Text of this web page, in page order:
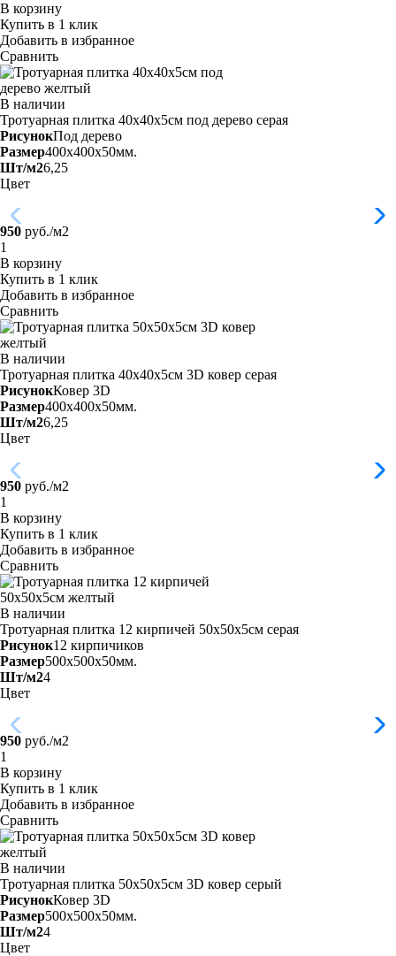
В корзину
Купить в 1 клик
Добавить в избранное
Сравнить
В наличии
Тротуарная плитка 40х40х5см под дерево серая
РисунокПод дерево
Размер400x400x50мм.
Шт/м26,25
Цвет
950 руб./м2
В корзину
Купить в 1 клик
Добавить в избранное
Сравнить
В наличии
Тротуарная плитка 40х40х5см 3D ковер серая
РисунокКовер 3D
Размер400x400x50мм.
Шт/м26,25
Цвет
950 руб./м2
В корзину
Купить в 1 клик
Добавить в избранное
Сравнить
В наличии
Тротуарная плитка 12 кирпичей 50х50х5см серая
Рисунок12 кирпичиков
Размер500x500x50мм.
Шт/м24
Цвет
950 руб./м2
В корзину
Купить в 1 клик
Добавить в избранное
Сравнить
В наличии
Тротуарная плитка 50х50х5см 3D ковер серый
РисунокКовер 3D
Размер500x500x50мм.
Шт/м24
Цвет